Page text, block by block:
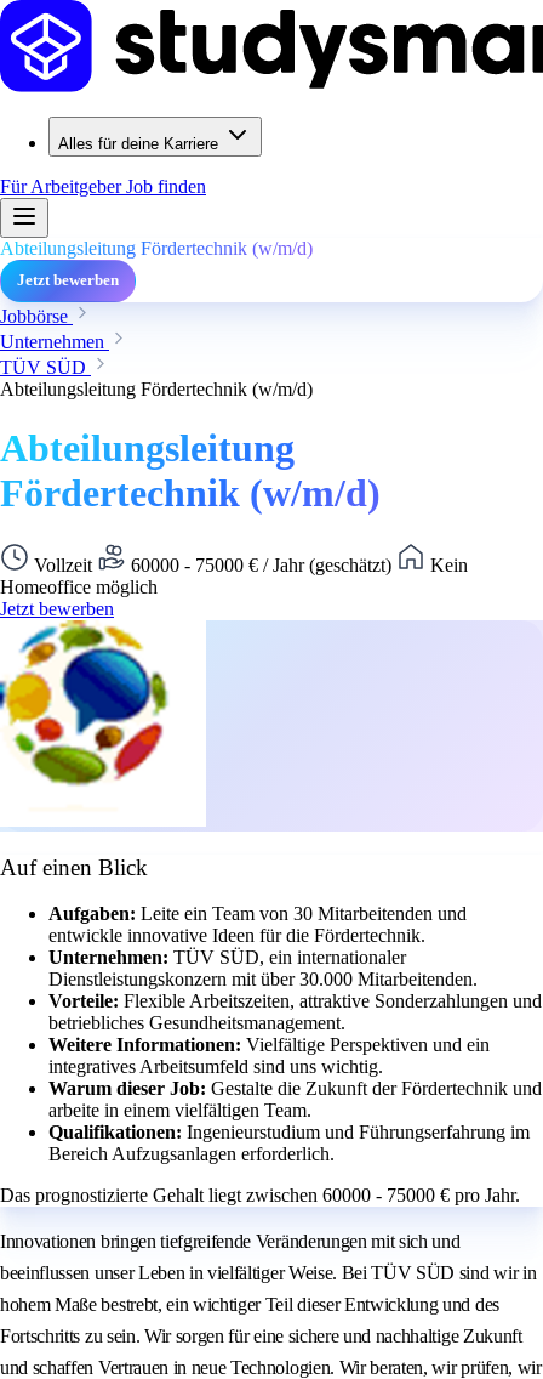
Alles für deine Karriere
Für ArbeitgeberJob finden
Abteilungsleitung Fördertechnik (w/m/d)
Jetzt bewerben
Jobbörse
Unternehmen
TÜV SÜD
Abteilungsleitung Fördertechnik (w/m/d)
Abteilungsleitung
Fördertechnik (w/m/d)
Vollzeit 60000 - 75000 € / Jahr (geschätzt)
Kein
Homeoffice möglich
Jetzt bewerben
Auf einen Blick
Aufgaben: Leite ein Team von 30 Mitarbeitenden und
entwickle innovative Ideen für die Fördertechnik.
Unternehmen: TÜV SÜD, ein internationaler
Dienstleistungskonzern mit über 30.000 Mitarbeitenden.
Vorteile: Flexible Arbeitszeiten, attraktive Sonderzahlungen und
betriebliches Gesundheitsmanagement.
Weitere Informationen: Vielfältige Perspektiven und ein
integratives Arbeitsumfeld sind uns wichtig.
Warum dieser Job: Gestalte die Zukunft der Fördertechnik und
arbeite in einem vielfältigen Team.
Qualifikationen: Ingenieurstudium und Führungserfahrung im
Bereich Aufzugsanlagen erforderlich.
Das prognostizierte Gehalt liegt zwischen 60000 - 75000 € pro Jahr.
Innovationen bringen tiefgreifende Veränderungen mit sich und
beeinflussen unser Leben in vielfältiger Weise. Bei TÜV SÜD sind wir in
hohem Maße bestrebt, ein wichtiger Teil dieser Entwicklung und des
Fortschritts zu sein. Wir sorgen für eine sichere und nachhaltige Zukunft
und schaffen Vertrauen in neue Technologien. Wir beraten, wir prüfen, wir